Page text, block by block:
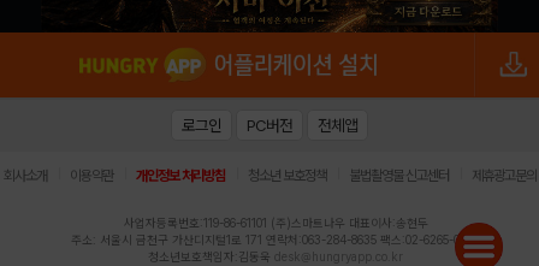
로그인 PC버전 전체앱
회사소개 이용약관 개인정보 처리방침 청소년 보호정책 불법촬영물 신고센터 제휴광고문의
사업자등록번호:119-86-61101 (주)스마트나우 대표이사:송현두
주소: 서울시 금천구 가산디지털1로 171 연락처:063-284-8635 팩스:02-6265-0377
청소년보호책임자:김동욱 desk@hungryapp.co.kr